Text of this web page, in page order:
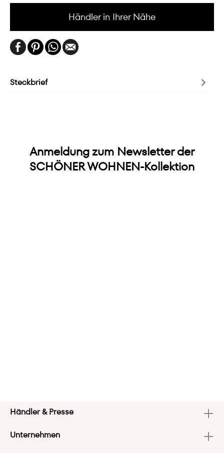
Händler in Ihrer Nähe
Steckbrief
Anmeldung zum Newsletter der
SCHÖNER WOHNEN-Kollektion
Händler & Presse
Unternehmen